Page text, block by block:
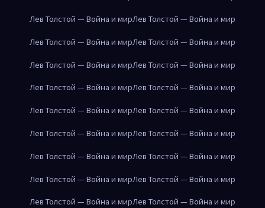
Лев Толстой — Война и мирЛев Толстой — Война и мир
Лев Толстой — Война и мирЛев Толстой — Война и мир
Лев Толстой — Война и мирЛев Толстой — Война и мир
Лев Толстой — Война и мирЛев Толстой — Война и мир
Лев Толстой — Война и мирЛев Толстой — Война и мир
Лев Толстой — Война и мирЛев Толстой — Война и мир
Лев Толстой — Война и мирЛев Толстой — Война и мир
Лев Толстой — Война и мирЛев Толстой — Война и мир
Лев Толстой — Война и мирЛев Толстой — Война и мир